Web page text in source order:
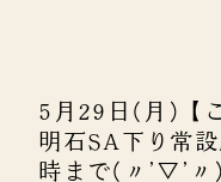
5月29日(月)【
明石SA下り常
時まで(〃’▽’